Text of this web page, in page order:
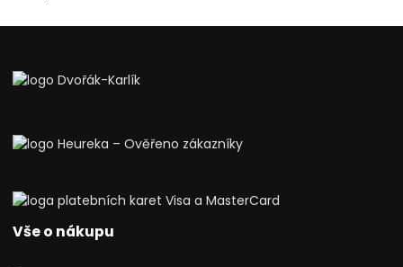
Vše o nákupu